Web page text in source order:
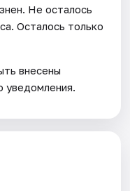
Не осталось
Осталось только
внесены
уведомления.